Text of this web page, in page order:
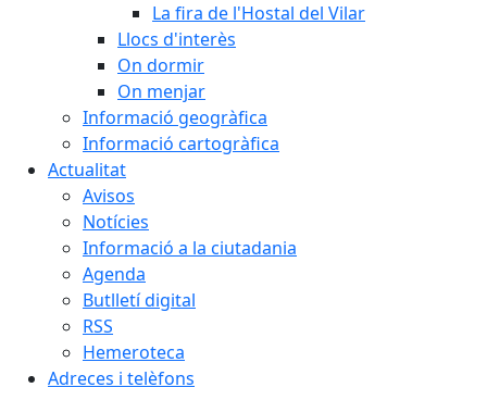
La fira de l'Hostal del Vilar
Llocs d'interès
On dormir
On menjar
Informació geogràfica
Informació cartogràfica
Actualitat
Avisos
Notícies
Informació a la ciutadania
Agenda
Butlletí digital
RSS
Hemeroteca
Adreces i telèfons